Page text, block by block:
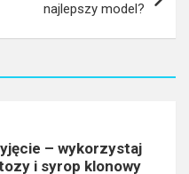
najlepszy model?
– wykorzystaj
i syrop klonowy